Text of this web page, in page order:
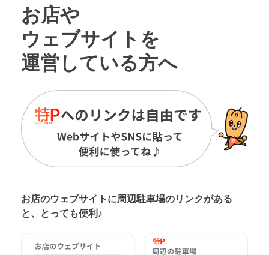
お店や
ウェブサイトを
運営している方へ
お店のウェブサイトに周辺駐車場のリンクがある
と、とっても便利♪